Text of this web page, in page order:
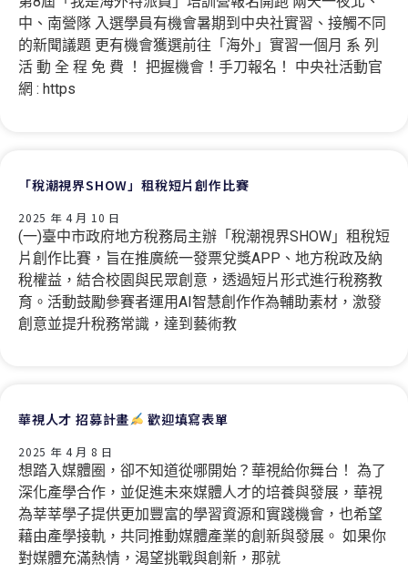
中、南營隊 入選學員有機會暑期到中央社實習、接觸不同
的新聞議題 更有機會獲選前往「海外」實習一個月 系 列
活 動 全 程 免 費 ！ 把握機會！手刀報名！ 中央社活動官
網 : https
「稅潮視界SHOW」租稅短片創作比賽
2025 年 4 月 10 日
(一)臺中市政府地方稅務局主辦「稅潮視界SHOW」租稅短
片創作比賽，旨在推廣統一發票兌獎APP、地方稅政及納
稅權益，結合校園與民眾創意，透過短片形式進行稅務教
育。活動鼓勵參賽者運用AI智慧創作作為輔助素材，激發
創意並提升稅務常識，達到藝術教
華視人才 招募計畫 歡迎填寫表單
2025 年 4 月 8 日
想踏入媒體圈，卻不知道從哪開始？華視給你舞台！ 為了
深化產學合作，並促進未來媒體人才的培養與發展，華視
為莘莘學子提供更加豐富的學習資源和實踐機會，也希望
藉由產學接軌，共同推動媒體產業的創新與發展。 如果你
對媒體充滿熱情，渴望挑戰與創新，那就